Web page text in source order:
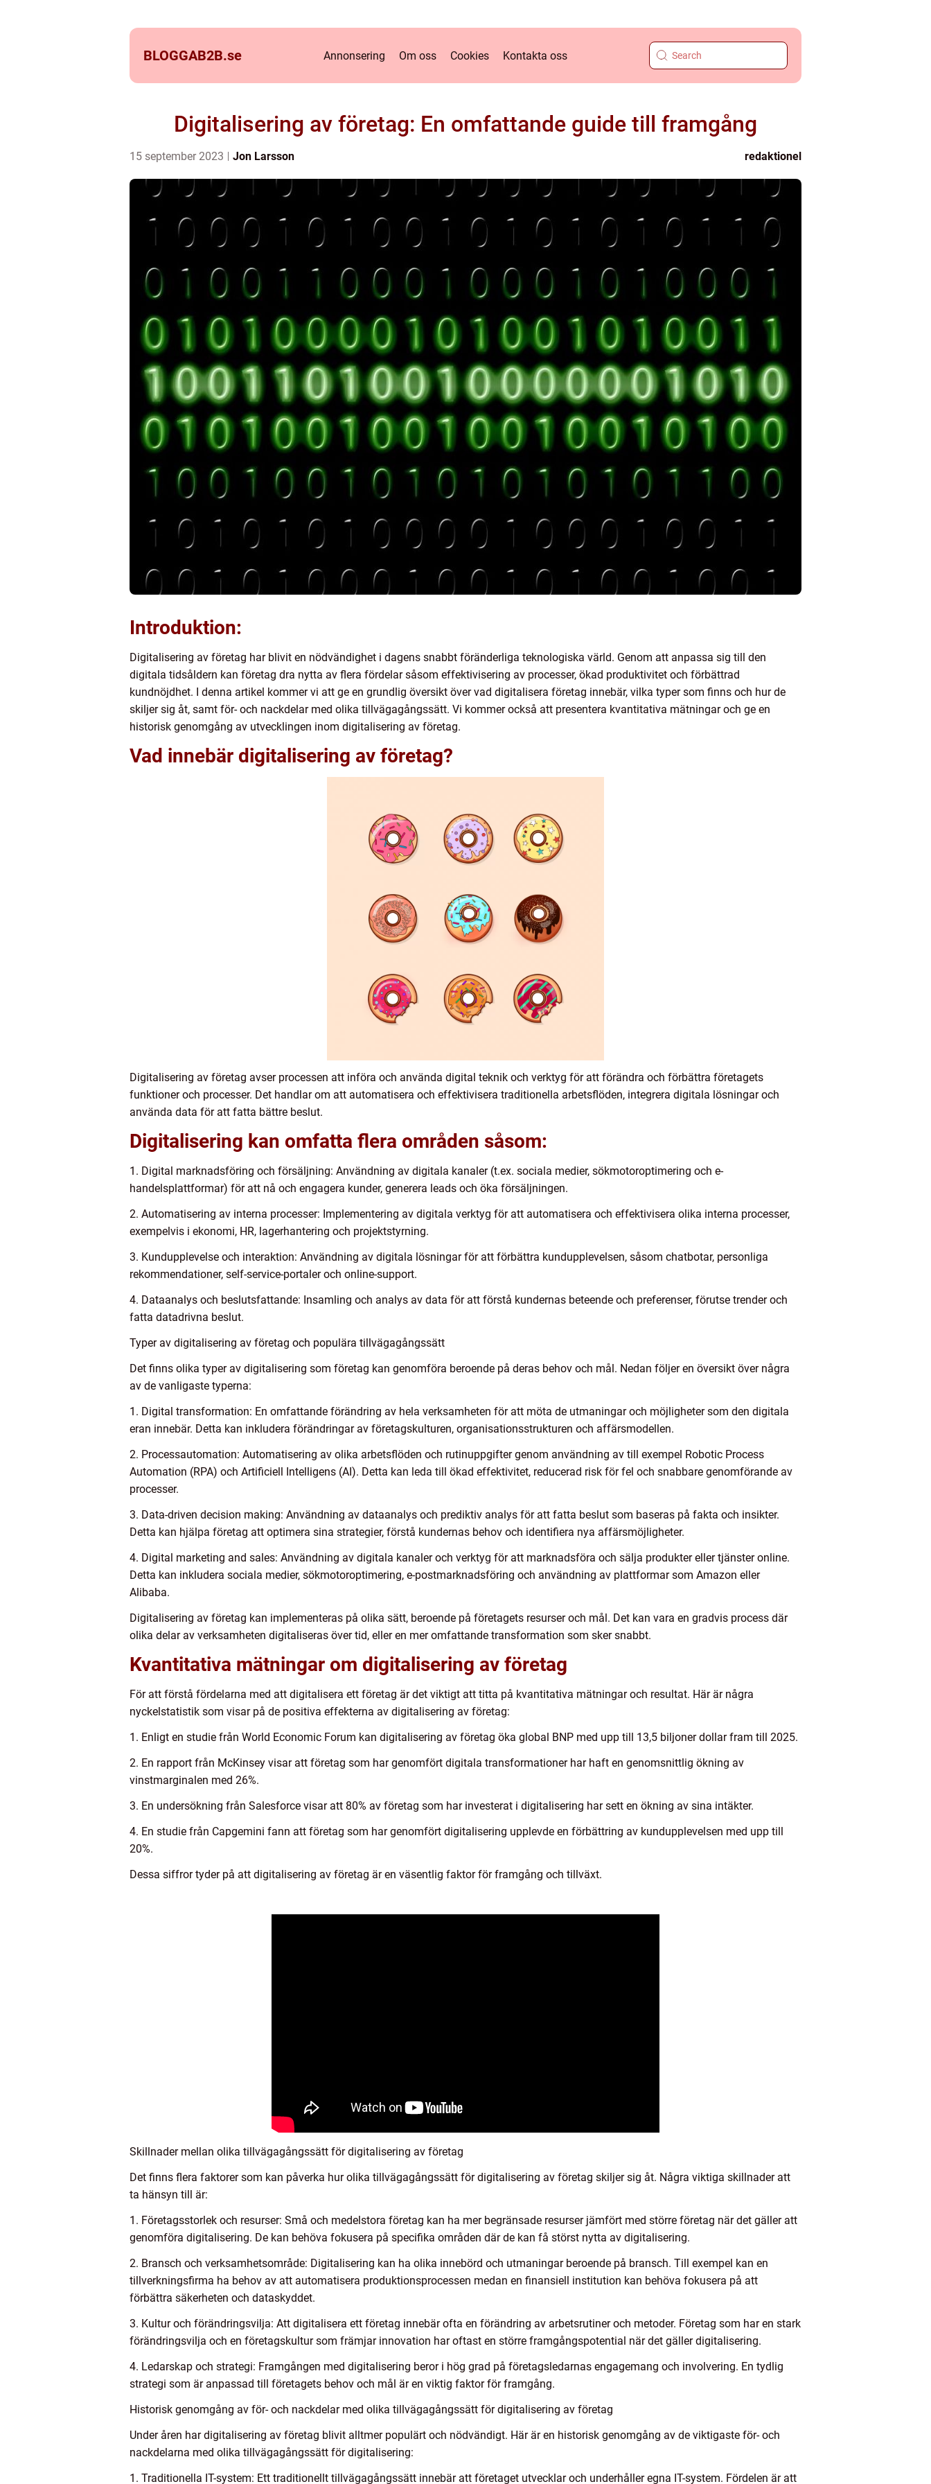
BLOGGAB2B.se Annonsering Om oss Cookies Kontakta oss
Digitalisering av företag: En omfattande guide till framgång
15 september 2023 Jon Larsson redaktionel
Introduktion:
Digitalisering av företag har blivit en nödvändighet i dagens snabbt föränderliga teknologiska värld. Genom att anpassa sig till den
digitala tidsåldern kan företag dra nytta av flera fördelar såsom effektivisering av processer, ökad produktivitet och förbättrad
kundnöjdhet. I denna artikel kommer vi att ge en grundlig översikt över vad digitalisera företag innebär, vilka typer som finns och hur de
skiljer sig åt, samt för- och nackdelar med olika tillvägagångssätt. Vi kommer också att presentera kvantitativa mätningar och ge en
historisk genomgång av utvecklingen inom digitalisering av företag.
Vad innebär digitalisering av företag?
Digitalisering av företag avser processen att införa och använda digital teknik och verktyg för att förändra och förbättra företagets
funktioner och processer. Det handlar om att automatisera och effektivisera traditionella arbetsflöden, integrera digitala lösningar och
använda data för att fatta bättre beslut.
Digitalisering kan omfatta flera områden såsom:
1. Digital marknadsföring och försäljning: Användning av digitala kanaler (t.ex. sociala medier, sökmotoroptimering och e-
handelsplattformar) för att nå och engagera kunder, generera leads och öka försäljningen.
2. Automatisering av interna processer: Implementering av digitala verktyg för att automatisera och effektivisera olika interna processer,
exempelvis i ekonomi, HR, lagerhantering och projektstyrning.
3. Kundupplevelse och interaktion: Användning av digitala lösningar för att förbättra kundupplevelsen, såsom chatbotar, personliga
rekommendationer, self-service-portaler och online-support.
4. Dataanalys och beslutsfattande: Insamling och analys av data för att förstå kundernas beteende och preferenser, förutse trender och
fatta datadrivna beslut.
Typer av digitalisering av företag och populära tillvägagångssätt
Det finns olika typer av digitalisering som företag kan genomföra beroende på deras behov och mål. Nedan följer en översikt över några
av de vanligaste typerna:
1. Digital transformation: En omfattande förändring av hela verksamheten för att möta de utmaningar och möjligheter som den digitala
eran innebär. Detta kan inkludera förändringar av företagskulturen, organisationsstrukturen och affärsmodellen.
2. Processautomation: Automatisering av olika arbetsflöden och rutinuppgifter genom användning av till exempel Robotic Process
Automation (RPA) och Artificiell Intelligens (AI). Detta kan leda till ökad effektivitet, reducerad risk för fel och snabbare genomförande av
processer.
3. Data-driven decision making: Användning av dataanalys och prediktiv analys för att fatta beslut som baseras på fakta och insikter.
Detta kan hjälpa företag att optimera sina strategier, förstå kundernas behov och identifiera nya affärsmöjligheter.
4. Digital marketing and sales: Användning av digitala kanaler och verktyg för att marknadsföra och sälja produkter eller tjänster online.
Detta kan inkludera sociala medier, sökmotoroptimering, e-postmarknadsföring och användning av plattformar som Amazon eller
Alibaba.
Digitalisering av företag kan implementeras på olika sätt, beroende på företagets resurser och mål. Det kan vara en gradvis process där
olika delar av verksamheten digitaliseras över tid, eller en mer omfattande transformation som sker snabbt.
Kvantitativa mätningar om digitalisering av företag
För att förstå fördelarna med att digitalisera ett företag är det viktigt att titta på kvantitativa mätningar och resultat. Här är några
nyckelstatistik som visar på de positiva effekterna av digitalisering av företag:
1. Enligt en studie från World Economic Forum kan digitalisering av företag öka global BNP med upp till 13,5 biljoner dollar fram till 2025.
2. En rapport från McKinsey visar att företag som har genomfört digitala transformationer har haft en genomsnittlig ökning av
vinstmarginalen med 26%.
3. En undersökning från Salesforce visar att 80% av företag som har investerat i digitalisering har sett en ökning av sina intäkter.
4. En studie från Capgemini fann att företag som har genomfört digitalisering upplevde en förbättring av kundupplevelsen med upp till
20%.
Dessa siffror tyder på att digitalisering av företag är en väsentlig faktor för framgång och tillväxt.
Skillnader mellan olika tillvägagångssätt för digitalisering av företag
Det finns flera faktorer som kan påverka hur olika tillvägagångssätt för digitalisering av företag skiljer sig åt. Några viktiga skillnader att
ta hänsyn till är:
1. Företagsstorlek och resurser: Små och medelstora företag kan ha mer begränsade resurser jämfört med större företag när det gäller att
genomföra digitalisering. De kan behöva fokusera på specifika områden där de kan få störst nytta av digitalisering.
2. Bransch och verksamhetsområde: Digitalisering kan ha olika innebörd och utmaningar beroende på bransch. Till exempel kan en
tillverkningsfirma ha behov av att automatisera produktionsprocessen medan en finansiell institution kan behöva fokusera på att
förbättra säkerheten och dataskyddet.
3. Kultur och förändringsvilja: Att digitalisera ett företag innebär ofta en förändring av arbetsrutiner och metoder. Företag som har en stark
förändringsvilja och en företagskultur som främjar innovation har oftast en större framgångspotential när det gäller digitalisering.
4. Ledarskap och strategi: Framgången med digitalisering beror i hög grad på företagsledarnas engagemang och involvering. En tydlig
strategi som är anpassad till företagets behov och mål är en viktig faktor för framgång.
Historisk genomgång av för- och nackdelar med olika tillvägagångssätt för digitalisering av företag
Under åren har digitalisering av företag blivit alltmer populärt och nödvändigt. Här är en historisk genomgång av de viktigaste för- och
nackdelarna med olika tillvägagångssätt för digitalisering:
1. Traditionella IT-system: Ett traditionellt tillvägagångssätt innebär att företaget utvecklar och underhåller egna IT-system. Fördelen är att